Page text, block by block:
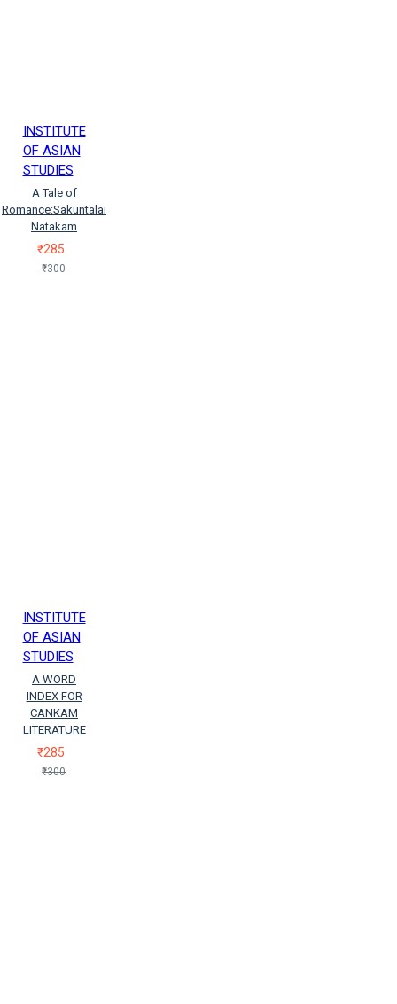
INSTITUTE
OF ASIAN
STUDIES
A Tale of
Romance:Sakuntalai
Natakam
₹285
₹300
INSTITUTE
OF ASIAN
STUDIES
A WORD
INDEX FOR
CANKAM
LITERATURE
₹285
₹300